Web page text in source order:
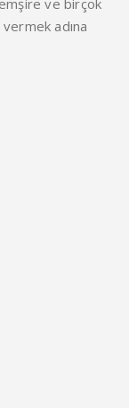
ve birçok
adına